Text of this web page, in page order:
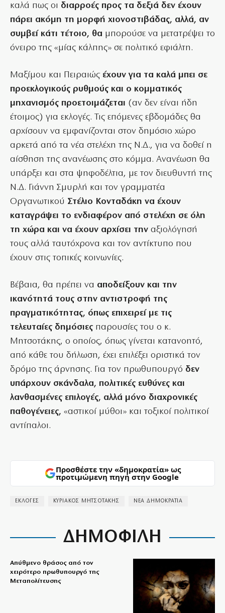
καλά πως οι διαρροές προς τα δεξιά δεν έχουν
πάρει ακόμη τη μορφή χιονοστιβάδας, αλλά, αν
συμβεί κάτι τέτοιο, θα μπορούσε να μετατρέψει το
όνειρο της «μίας κάλπης» σε πολιτικό εφιάλτη.
Μαξίμου και Πειραιώςέχουν για τα καλά μπει σε
προεκλογικούς ρυθμούς και ο κομματικός
μηχανισμός προετοιμάζεται (αν δεν είναι ήδη
έτοιμος) για εκλογές. Τις επόμενες εβδομάδες θα
αρχίσουν να εμφανίζονται στον δημόσιο χώρο
αρκετά από τα νέα στελέχη της Ν.Δ., για να δοθεί η
αίσθηση της ανανέωσης στο κόμμα. Ανανέωση θα
υπάρξει και στα ψηφοδέλτια, με τον διευθυντή της
Ν.Δ. Γιάννη Σμυρλή και τον γραμματέα
Οργανωτικού Στέλιο Κονταδάκη να έχουν
καταγράψει το ενδιαφέρον από στελέχη σε όλη
τη χώρα και να έχουν αρχίσει την αξιολόγησή
τους αλλά ταυτόχρονα και τον αντίκτυπο που
έχουν στις τοπικές κοινωνίες.
Βέβαια, θα πρέπει να αποδείξουν και την
ικανότητά τους στην αντιστροφή της
πραγματικότητας, όπως επιχειρεί με τις
τελευταίες δημόσιες παρουσίες του ο κ.
Μητσοτάκης, ο οποίος, όπως γίνεται κατανοητό,
από κάθε του δήλωση, έχει επιλέξει οριστικά τον
δρόμο της άρνησης. Για τον πρωθυπουργό δεν
υπάρχουν σκάνδαλα, πολιτικές ευθύνες και
λανθασμένες επιλογές, αλλά μόνο διαχρονικές
παθογένειες, «αστικοί μύθοι» και τοξικοί πολιτικοί
αντίπαλοι.
Προσθέστε την «δημοκρατία» ως
προτιμώμενη πηγή στην Google
ΕΚΛΟΓΕΣ ΚΥΡΙΑΚΟΣ ΜΗΤΣΟΤΑΚΗΣ ΝΕΑ ΔΗΜΟΚΡΑΤΙΑ
ΔΗΜΟΦΙΛΗ
Απύθμενο θράσος από τον
χειρότερο πρωθυπουργό της
Μεταπολίτευσης